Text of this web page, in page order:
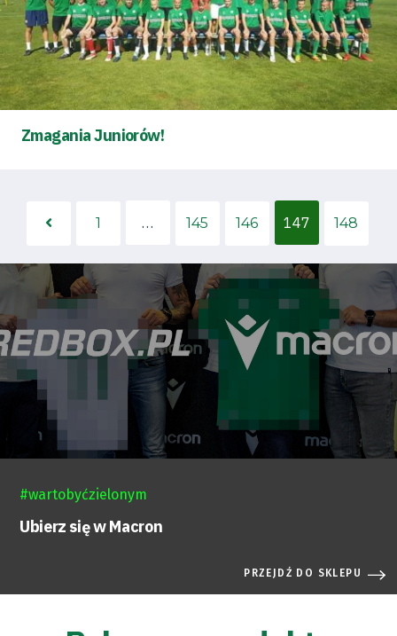
Zmagania Juniorów!
1 … 145 146 147 148
#wartobyćzielonym
Ubierz się w Macron
PRZEJDŹ DO SKLEPU